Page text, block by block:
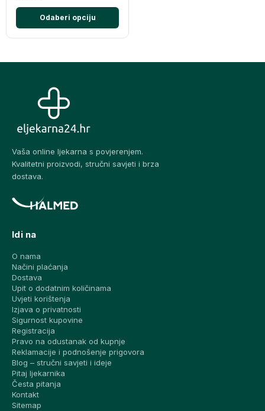
Odaberi opciju
Vaša online ljekarna s povjerenjem.
Kvalitetni proizvodi, stručni savjeti i brza
dostava.
Idi na
O nama
Načini plaćanja
Dostava
Upit o dodatnim količinama
Uvjeti korištenja
Izjava o privatnosti
Sigurnost kupovine
Registracija
Pravo na odustanak od kupnje
Reklamacije i podnošenje prigovora
Blog – stručni savjeti i ideje
Pitaj ljekarnika
Česta pitanja
Kontakt
Sitemap